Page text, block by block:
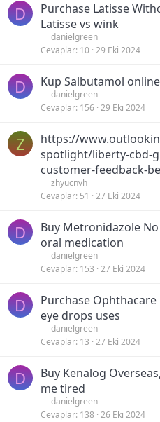
D
Purchase Latisse
Latisse vs wink
danielgreen
Cevaplar 10 29 Eki 2024
D Kup Salbutamol
danielgreen
Cevaplar 156 29 Eki 2024
Z
https://
spotlight/liberty-cbd-
customer-feedback-
zhyucnvh
Cevaplar 51 27 Eki 2024
D
Buy Metronidazole
oral medication
danielgreen
Cevaplar 153 27 Eki 2024
D
Purchase
eye drops uses
danielgreen
Cevaplar 13 27 Eki 2024
D
Buy Kenalog
me tired
danielgreen
Cevaplar 138 26 Eki 2024